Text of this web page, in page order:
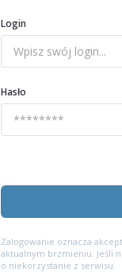
Login
Hasło
Zalogowanie oznacza
aktualnym brzmieniu. Jeśli
o niekorzystanie z serwisu.